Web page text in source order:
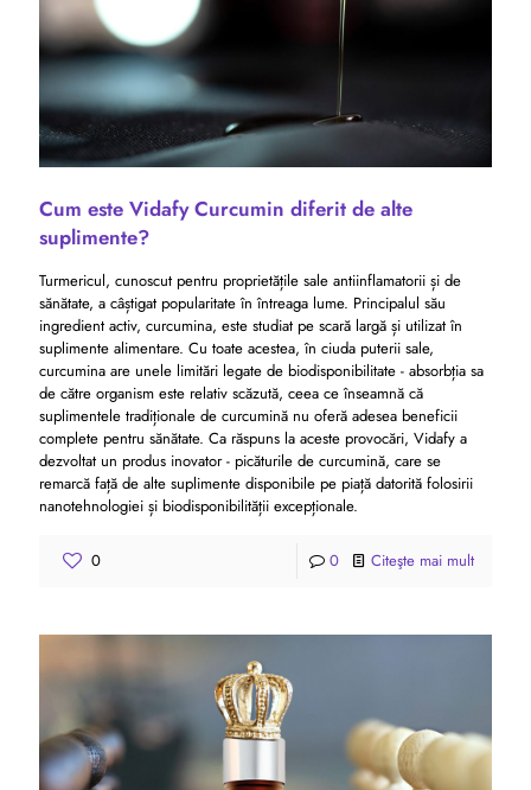
Cum este Vidafy Curcumin diferit de alte
suplimente?
Turmericul, cunoscut pentru proprietățile sale antiinflamatorii și de
sănătate, a câștigat popularitate în întreaga lume. Principalul său
ingredient activ, curcumina, este studiat pe scară largă și utilizat în
suplimente alimentare. Cu toate acestea, în ciuda puterii sale,
curcumina are unele limitări legate de biodisponibilitate - absorbția sa
de către organism este relativ scăzută, ceea ce înseamnă că
suplimentele tradiționale de curcumină nu oferă adesea beneficii
complete pentru sănătate. Ca răspuns la aceste provocări, Vidafy a
dezvoltat un produs inovator - picăturile de curcumină, care se
remarcă față de alte suplimente disponibile pe piață datorită folosirii
nanotehnologiei și biodisponibilității excepționale.
0 0 Citeşte mai mult